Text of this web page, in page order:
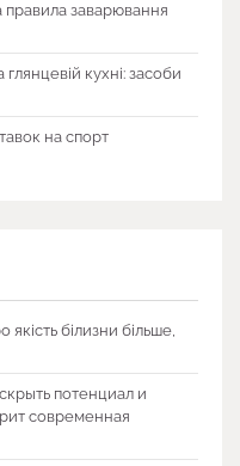
правила заварювання
кухні: засоби
на спорт
якість білизни більше,
потенциал и
современная